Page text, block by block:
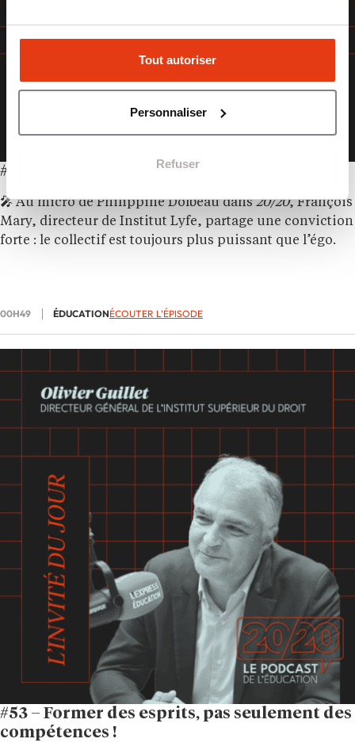
Tout autoriser
Personnaliser
Refuser
#54 – Le collectif est plus fort que l’égo !
🎤 Au micro de Philippine Dolbeau dans20/20, François
Mary, directeur de Institut Lyfe, partage une conviction
forte : le collectif est toujours plus puissant que l’égo.
00H49 ÉDUCATIONÉCOUTER L'ÉPISODE
#53 – Former des esprits, pas seulement des
compétences !